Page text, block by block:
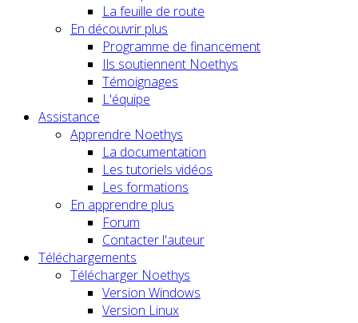
La feuille de route
En découvrir plus
Programme de financement
Ils soutiennent Noethys
Témoignages
L'équipe
Assistance
Apprendre Noethys
La documentation
Les tutoriels vidéos
Les formations
En apprendre plus
Forum
Contacter l'auteur
Téléchargements
Télécharger Noethys
Version Windows
Version Linux